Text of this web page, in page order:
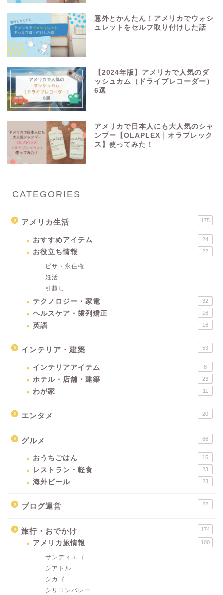
意外とかんたん！アメリカでウォシ
ュレットをセルフ取り付けした話
【2024年版】アメリカで人気のダ
ッシュカム（ドライブレコーダー）
6選
アメリカで日本人にも大人気のシャ
ンプー【OLAPLEX｜オラプレック
ス】使ってみた！
CATEGORIES
アメリカ生活 175
おすすめアイテム 24
お役立ち情報 22
ビザ・永住権
妊活
引越し
テクノロジー・家電 32
ヘルスケア・歯列矯正 16
英語 16
インテリア・建築 53
インテリアアイテム 8
ホテル・店舗・建築 23
わが家 11
エンタメ 20
グルメ 66
おうちごはん 15
レストラン・軽食 23
海外ビール 23
ブログ運営 22
旅行・おでかけ 174
アメリカ旅情報 100
サンディエゴ
シアトル
シカゴ
シリコンバレー